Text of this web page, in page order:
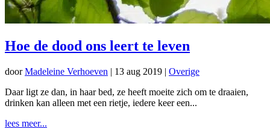
Hoe de dood ons leert te leven
doorMadeleine Verhoeven | 13 aug 2019 | Overige
Daar ligt ze dan, in haar bed, ze heeft moeite zich om te draaien,
drinken kan alleen met een rietje, iedere keer een...
lees meer...